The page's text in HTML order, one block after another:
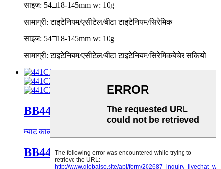
साइज: 54□18-145mm w: 10g
सामाग्री: टाइटेनियम/एसीटेल/बीटा टाइटेनियम/सिरेमिक
साइज: 54□18-145mm w: 10g
सामाग्री: टाइटेनियम/एसीटेल/बीटा टाइटेनियम/सिरेमिकबेचेर सकियो
BB441C1
म्याट कालो/सुन पुरुष
BB441C2